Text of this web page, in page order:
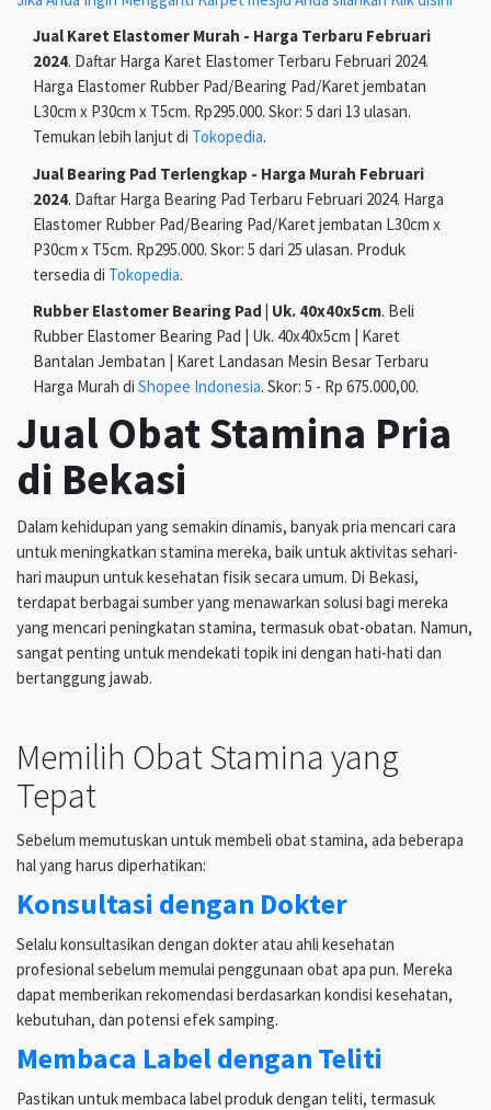
Jual Karet Elastomer Murah - Harga Terbaru Februari
2024. Daftar Harga Karet Elastomer Terbaru Februari 2024.
Harga Elastomer Rubber Pad/Bearing Pad/Karet jembatan
L30cm x P30cm x T5cm. Rp295.000. Skor: 5 dari 13 ulasan.
Temukan lebih lanjut di Tokopedia.
Jual Bearing Pad Terlengkap - Harga Murah Februari
2024. Daftar Harga Bearing Pad Terbaru Februari 2024. Harga
Elastomer Rubber Pad/Bearing Pad/Karet jembatan L30cm x
P30cm x T5cm. Rp295.000. Skor: 5 dari 25 ulasan. Produk
tersedia di Tokopedia.
Rubber Elastomer Bearing Pad | Uk. 40x40x5cm. Beli
Rubber Elastomer Bearing Pad | Uk. 40x40x5cm | Karet
Bantalan Jembatan | Karet Landasan Mesin Besar Terbaru
Harga Murah di Shopee Indonesia. Skor: 5 - Rp 675.000,00.
Jual Obat Stamina Pria
di Bekasi
Dalam kehidupan yang semakin dinamis, banyak pria mencari cara
untuk meningkatkan stamina mereka, baik untuk aktivitas sehari-
hari maupun untuk kesehatan fisik secara umum. Di Bekasi,
terdapat berbagai sumber yang menawarkan solusi bagi mereka
yang mencari peningkatan stamina, termasuk obat-obatan. Namun,
sangat penting untuk mendekati topik ini dengan hati-hati dan
bertanggung jawab.
Memilih Obat Stamina yang
Tepat
Sebelum memutuskan untuk membeli obat stamina, ada beberapa
hal yang harus diperhatikan:
Konsultasi dengan Dokter
Selalu konsultasikan dengan dokter atau ahli kesehatan
profesional sebelum memulai penggunaan obat apa pun. Mereka
dapat memberikan rekomendasi berdasarkan kondisi kesehatan,
kebutuhan, dan potensi efek samping.
Membaca Label dengan Teliti
Pastikan untuk membaca label produk dengan teliti, termasuk